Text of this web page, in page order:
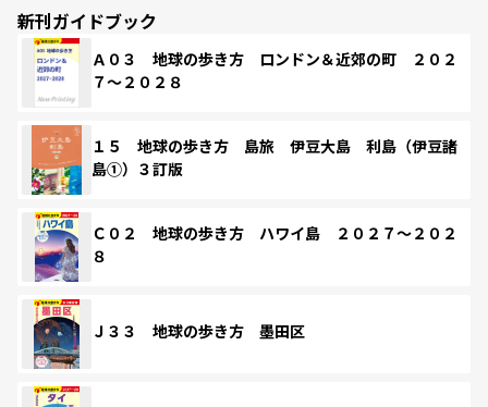
新刊ガイドブック
Ａ０３ 地球の歩き方 ロンドン＆近郊の町 ２０２
７～２０２８
１５ 地球の歩き方 島旅 伊豆大島 利島（伊豆諸
島①）３訂版
Ｃ０２ 地球の歩き方 ハワイ島 ２０２７～２０２
８
Ｊ３３ 地球の歩き方 墨田区